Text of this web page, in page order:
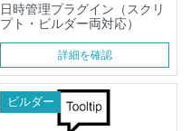
日時管理プラグイン（スクリ
プト・ビルダー両対応）
詳細を確認
ビルダー